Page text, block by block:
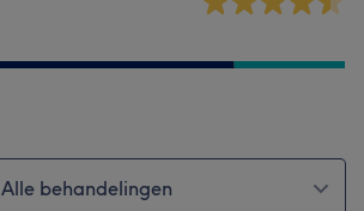
Alle behandelingen